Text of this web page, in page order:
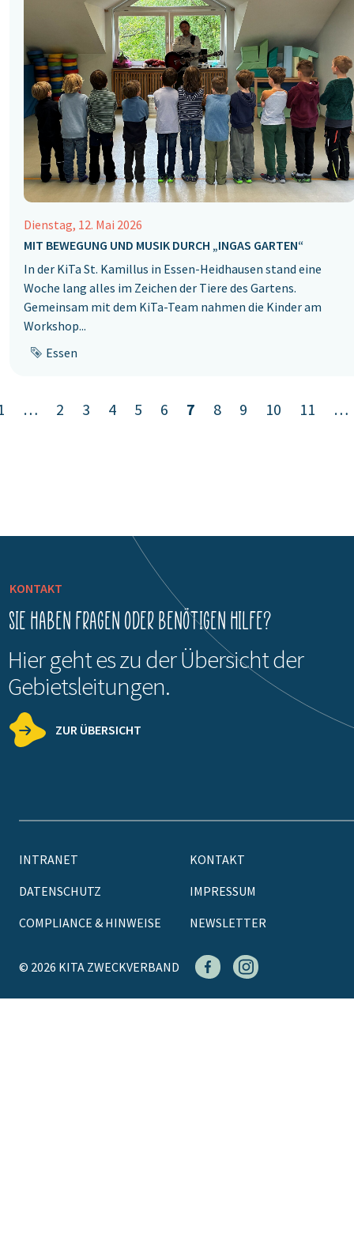
Dienstag, 12. Mai 2026
MIT BEWEGUNG UND MUSIK DURCH „INGAS GARTEN“‎
In der KiTa St. Kamillus in Essen-Heidhausen stand eine
Woche lang alles im ‎Zeichen der Tiere des Gartens.
Gemeinsam mit dem KiTa-Team nahmen die ‎Kinder am
Workshop...
Essen
… 2 3 4 5 6 7 8 9 10 11 …
KONTAKT
Sie haben Fragen oder benötigen Hilfe?
Hier geht es zu der Übersicht der
Gebietsleitungen.
ZUR ÜBERSICHT
© 2026 KITA ZWECKVERBAND
INTRANET
KONTAKT
DATENSCHUTZ
IMPRESSUM
COMPLIANCE & HINWEISE
NEWSLETTER